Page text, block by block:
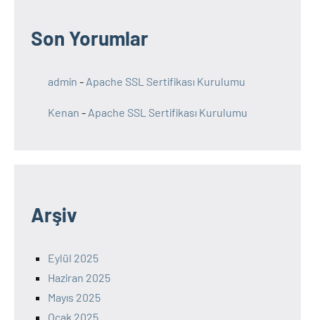
Son Yorumlar
admin - Apache SSL Sertifikası Kurulumu
Kenan - Apache SSL Sertifikası Kurulumu
Arşiv
Eylül 2025
Haziran 2025
Mayıs 2025
Ocak 2025